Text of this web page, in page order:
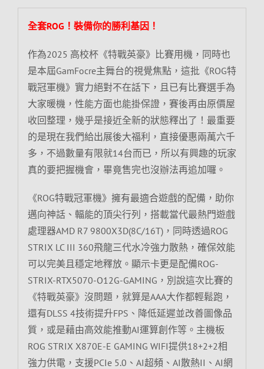
全套ROG！裝備你的勝利基因！
作為2025 高校杯《特戰英豪》比賽用機，同時也
是本屆GamFocre主舞台的視覺焦點，這批《ROG特
戰冠軍機》實力絕對不在話下，且已有比賽選手為
大家暖機，性能方面也能掛保證，賽後再由原價屋
收回整理，幾乎是接近全新的狀態釋出了！最重要
的是現在我們給出展後大福利，直接優惠兩萬六千
多，不過數量有限就14台而已，所以有興趣的玩家
真的要把握機會，畢竟售完也沒辦法再追加囉。
《ROG特戰冠軍機》擁有最適合遊戲的配備，助你
邁向神話、輻能的頂尖行列，搭載當代最熱門遊戲
處理器AMD R7 9800X3D(8C/16T)，同時透過ROG
STRIX LC III 360飛龍三代水冷強力散熱，確保效能
可以完美且穩定地釋放。顯示卡更是配備ROG-
STRIX-RTX5070-O12G-GAMING，別說這次比賽的
《特戰英豪》沒問題，就算是AAA大作都輕鬆跑，
還有DLSS 4技術提升FPS、降低延遲並改善圖像品
質，或是藉由高效能推動AI運算創作等。主機板
ROG STRIX X870E-E GAMING WIFI提供18+2+2相
強力供電，支援PCIe 5.0、AI超頻、AI散熱II、AI網